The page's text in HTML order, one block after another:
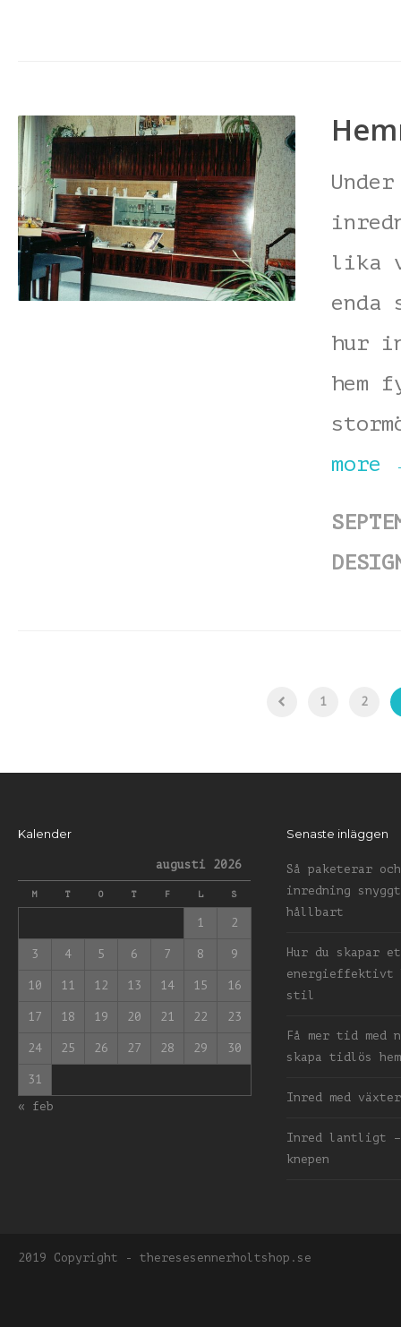
lika
hur
hem
more
1 2
Kalender
augusti 2026
M T O T F L S
1 2
3 4 5 6 7 8 9
10 11 12 13 14 15 16
17 18 19 20 21 22 23
24 25 26 27 28 29 30
31
« feb
Senaste inläggen
Så paketerar
inredning
hållbart
Hur du skapar
energieffektivt
stil
Få mer tid med
skapa tidlös
Inred med växter
Inred lantligt
knepen
2019 Copyright - theresesennerholtshop.se